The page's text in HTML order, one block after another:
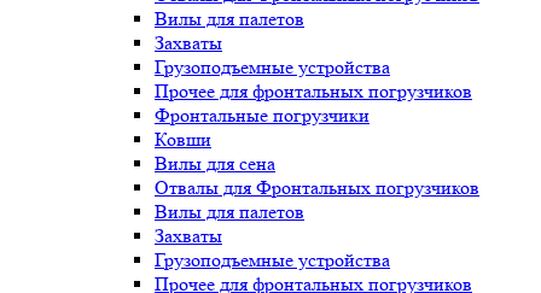
Вилы для палетов
Захваты
Грузоподъемные устройства
Прочее для фронтальных погрузчиков
Фронтальные погрузчики
Ковши
Вилы для сена
Отвалы для Фронтальных погрузчиков
Вилы для палетов
Захваты
Грузоподъемные устройства
Прочее для фронтальных погрузчиков